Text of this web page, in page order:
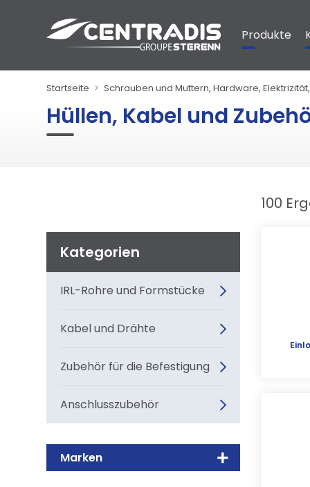
Produkte
Startseite Schrauben und Muttern, Hardware,
Hüllen, Kabel und
Kategorien
IRL-Rohre und Formstücke
Kabel und Drähte
Zubehör für die Befestigung
Anschlusszubehör
Marken
100